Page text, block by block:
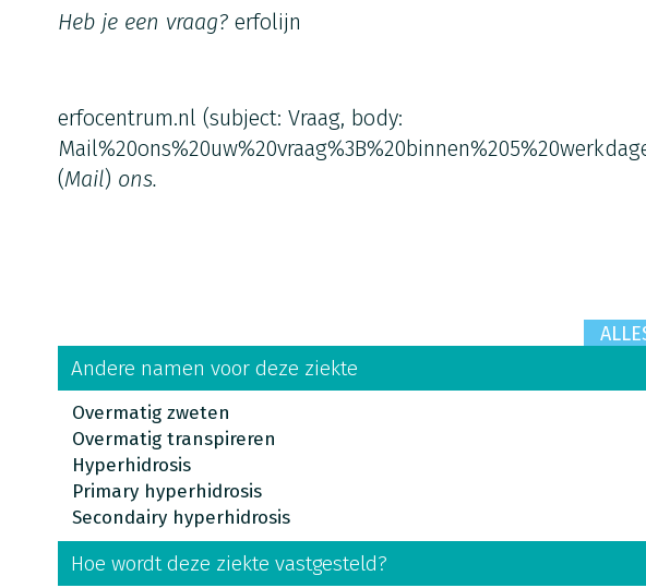
Heb je een vraag? erfolijn
erfocentrum.nl (subject: Vraag, body:
(Mail) ons.
Andere namen voor deze ziekte
Overmatig zweten
Overmatig transpireren
Hyperhidrosis
Primary hyperhidrosis
Secondairy hyperhidrosis
Hoe wordt deze ziekte vastgesteld?